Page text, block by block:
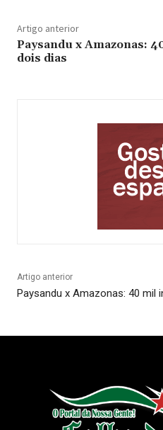
Artigo anterior
Paysandu x Amazonas:
dois dias
Artigo anterior
Paysandu x Amazonas: 40 mil